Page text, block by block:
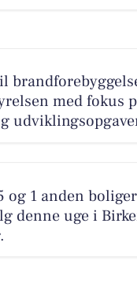
med fokus
og 1 anden
denne uge i